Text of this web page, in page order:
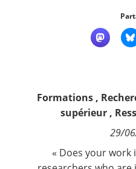
ContactFormations,
supérieur,
29/
« Does your